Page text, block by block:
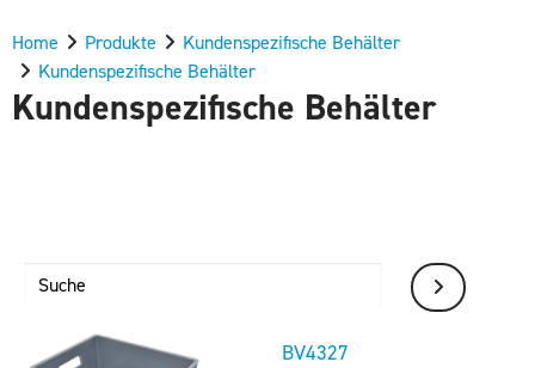
Home Produkte
Kundenspezifische Behälter
Kundenspezifische Behälter
Kundenspezifische Behälter
BV4327